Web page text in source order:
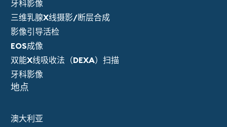
牙科影像
三维乳腺X线摄影/断层合成
影像引导活检
EOS成像
双能X线吸收法（DEXA）扫描
牙科影像
地点
澳大利亚